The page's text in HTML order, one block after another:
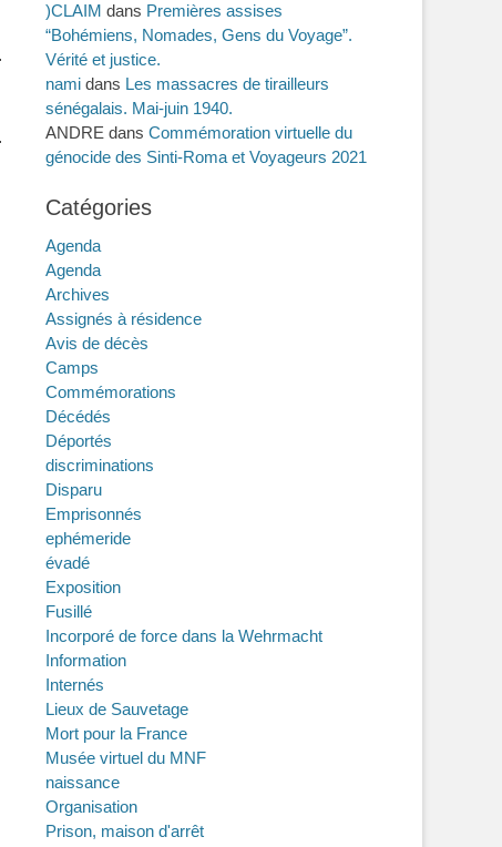
)CLAIM dans Premières assises
“Bohémiens, Nomades, Gens du Voyage”.
Vérité et justice.
nami dans Les massacres de tirailleurs
sénégalais. Mai-juin 1940.
ANDRE dans Commémoration virtuelle du
génocide des Sinti-Roma et Voyageurs 2021
Catégories
Agenda
Agenda
Archives
Assignés à résidence
Avis de décès
Camps
Commémorations
Décédés
Déportés
discriminations
Disparu
Emprisonnés
ephémeride
évadé
Exposition
Fusillé
Incorporé de force dans la Wehrmacht
Information
Internés
Lieux de Sauvetage
Mort pour la France
Musée virtuel du MNF
naissance
Organisation
Prison, maison d'arrêt